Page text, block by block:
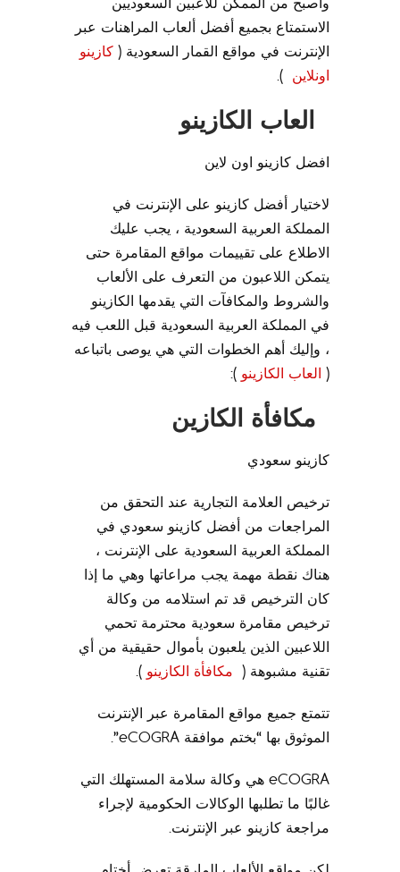
الاستمتاع بجميع أفضل ألعاب المراهنات عبر
الإنترنت في مواقع القمار السعودية ( كازينو
اونلاين ).
العاب الكازينو
افضل كازينو اون لاين
لاختيار أفضل كازينو على الإنترنت في
المملكة العربية السعودية ، يجب عليك
الاطلاع على تقييمات مواقع المقامرة حتى
يتمكن اللاعبون من التعرف على الألعاب
والشروط والمكافآت التي يقدمها الكازينو
في المملكة العربية السعودية قبل اللعب فيه
، وإليك أهم الخطوات التي هي يوصى باتباعه
( العاب الكازينو ):
مكافأة الكازين
كازينو سعودي
ترخيص العلامة التجارية عند التحقق من
المراجعات من أفضل كازينو سعودي في
المملكة العربية السعودية على الإنترنت ،
هناك نقطة مهمة يجب مراعاتها وهي ما إذا
كان الترخيص قد تم استلامه من وكالة
ترخيص مقامرة سعودية محترمة تحمي
اللاعبين الذين يلعبون بأموال حقيقية من أي
تقنية مشبوهة ( مكافأة الكازينو ).
تتمتع جميع مواقع المقامرة عبر الإنترنت
الموثوق بها “بختم موافقة eCOGRA”.
eCOGRA هي وكالة سلامة المستهلك التي
غالبًا ما تطلبها الوكالات الحكومية لإجراء
مراجعة كازينو عبر الإنترنت.